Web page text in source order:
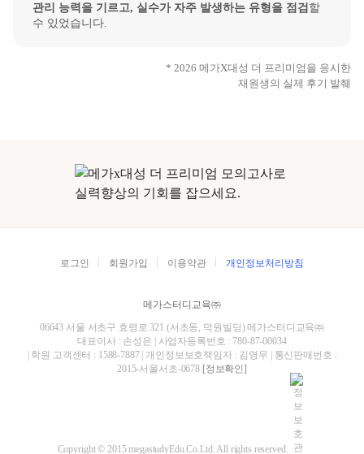
관리 능력을 기르고, 실수가 자주 발생하는 유형을 점검 할
수 있었습니다.
* 2026 메가X대성 더 프리미엄을 응시한
재원생의 실제 후기 발췌
로그인 회원가입 이용약관 개인정보처리방침
메가스터디교육㈜
06643 서울 서초구 효령로 321 (서초동, 덕원빌딩) 메가스터디교육㈜
대표이사 : 손성은 | 사업자등록번호 : 780-87-00034
| 학원 고객센터 : 1588-7887 | 개인정보보호책임자 : 김영무 | 통신판매번호 :
2015-서울서초-0678 [정보확인]
Copyright © 2015 megastudyEdu.Co.Ltd. All rights reserved.